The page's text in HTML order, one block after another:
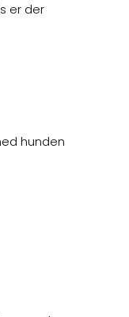
er der
hunden